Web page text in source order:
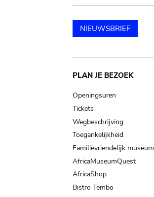
NIEUWSBRIEF
Main
navigation
PLAN JE BEZOEK
Openingsuren
Tickets
Wegbeschrijving
Toegankelijkheid
Familievriendelijk museum
AfricaMuseumQuest
AfricaShop
Bistro Tembo